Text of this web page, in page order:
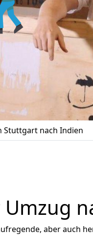
Stuttgart nach Indien
aber auch